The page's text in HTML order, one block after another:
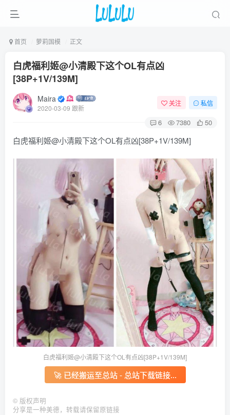
首页 萝莉国模 正文
白虎福利姬@小清殿下这个OL有点凶
[38P+1V/139M]
Maira
2020-03-09 跟新
关注 私信
6 7380 50
白虎福利姬@小清殿下这个OL有点凶[38P+1V/139M]
白虎福利姬@小清殿下这个OL有点凶[38P+1V/139M]
🚀 已经搬运至总站 - 总站下载链接...
© 版权声明
分享是一种美德，转载请保留原链接